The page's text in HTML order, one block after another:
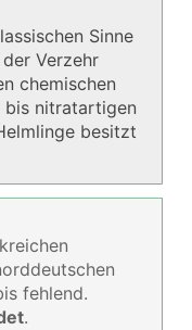
Sinne
Verzehr
chemischen
bis nitratartigen
besitzt
fehlend.
.